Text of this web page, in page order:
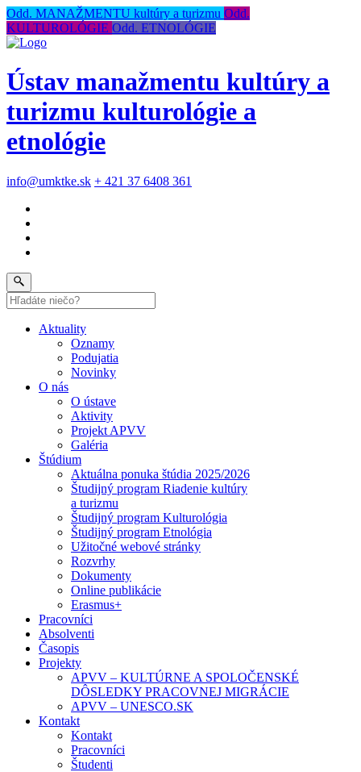
Odd. MANAŽMENTU kultúry a turizmu Odd.
KULTUROLÓGIE Odd. ETNOLÓGIE
Ústav manažmentu kultúry a
turizmu kulturológie a
etnológie
info@umktke.sk + 421 37 6408 361
Aktuality
Oznamy
Podujatia
Novinky
O nás
O ústave
Aktivity
Projekt APVV
Galéria
Štúdium
Aktuálna ponuka štúdia 2025/2026
Študijný program Riadenie kultúry
a turizmu
Študijný program Kulturológia
Študijný program Etnológia
Užitočné webové stránky
Rozvrhy
Dokumenty
Online publikácie
Erasmus+
Pracovníci
Absolventi
Časopis
Projekty
APVV – KULTÚRNE A SPOLOČENSKÉ
DÔSLEDKY PRACOVNEJ MIGRÁCIE
APVV – UNESCO.SK
Kontakt
Kontakt
Pracovníci
Študenti